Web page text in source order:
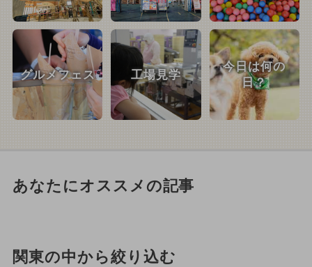
グルメフェス 工場見学
今日は何の
日？
あなたにオススメの記事
関東の中から絞り込む